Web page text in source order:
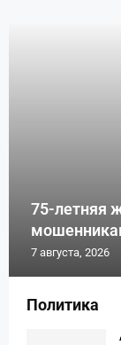
75-летняя
7 августа, 2026
Политика